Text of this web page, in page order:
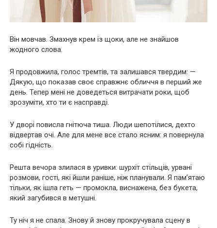
Він мовчав. Змахнув крем із щоки, але не знайшов
жодного слова.
Я продовжила, голос тремтів, та залишався твердим: —
Дякую, що показав своє справжнє обличчя в перший же
день. Тепер мені не доведеться витрачати роки, щоб
зрозуміти, хто ти є насправді.
У дворі повисла гнітюча тиша. Люди шепотілися, дехто
відвертав очі. Але для мене все стало ясним: я повернула
собі гідність.
Решта вечора злилася в уривки: шурхіт стільців, урвані
розмови, гості, які йшли раніше, ніж планували. Я пам’ятаю
тільки, як ішла геть — промокла, виснажена, без букета,
який загубився в метушні.
Ту ніч я не спала. Знову й знову прокручувала сцену в